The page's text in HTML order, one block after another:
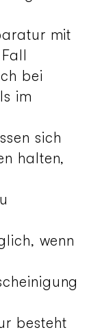
mit
bei
im
sich
halten,
wenn
besteht